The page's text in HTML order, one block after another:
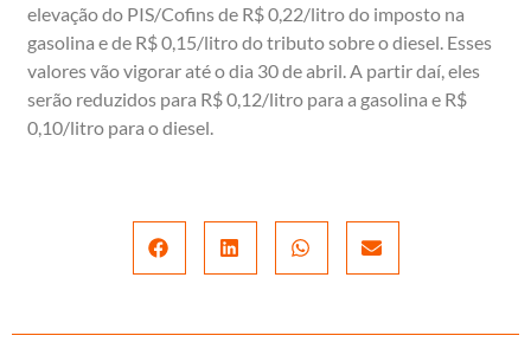
elevação do PIS/Cofins de R$ 0,22/litro do imposto na
gasolina e de R$ 0,15/litro do tributo sobre o diesel. Esses
valores vão vigorar até o dia 30 de abril. A partir daí, eles
serão reduzidos para R$ 0,12/litro para a gasolina e R$
0,10/litro para o diesel.